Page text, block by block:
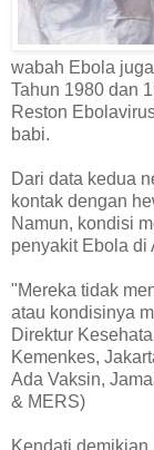
wabah Ebola
Tahun 1980 dan
Reston
babi.
Dari data kedua
kontak dengan
Namun, kondisi
penyakit Ebola di
"Mereka tidak
atau kondisinya
Direktur
Kemenkes,
Ada Vaksin,
& MERS)